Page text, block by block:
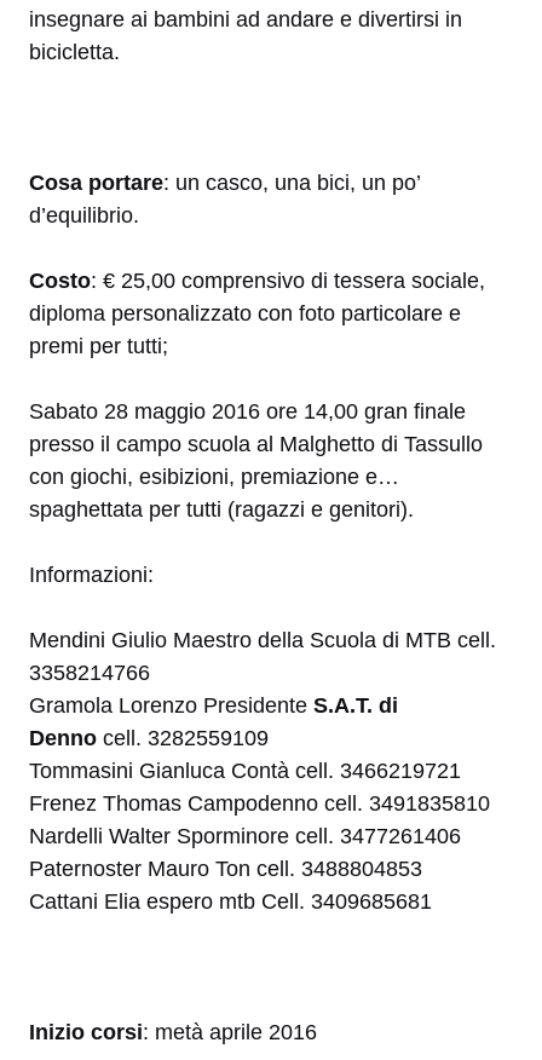
insegnare ai bambini ad andare e divertirsi in
bicicletta.
Cosa portare: un casco, una bici, un po’
d’equilibrio.
Costo: € 25,00 comprensivo di tessera sociale,
diploma personalizzato con foto particolare e
premi per tutti;
Sabato 28 maggio 2016 ore 14,00 gran finale
presso il campo scuola al Malghetto di Tassullo
con giochi, esibizioni, premiazione e…
spaghettata per tutti (ragazzi e genitori).
Informazioni:
Mendini Giulio Maestro della Scuola di MTB cell.
3358214766
Gramola Lorenzo Presidente S.A.T. di
Denno cell. 3282559109
Tommasini Gianluca Contà cell. 3466219721
Frenez Thomas Campodenno cell. 3491835810
Nardelli Walter Sporminore cell. 3477261406
Paternoster Mauro Ton cell. 3488804853
Cattani Elia espero mtb Cell. 3409685681
Inizio corsi: metà aprile 2016